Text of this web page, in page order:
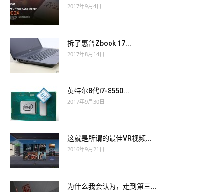
2017年9月4日
拆了惠普Zbook 17...
2017年8月14日
英特尔8代i7-8550...
2017年9月30日
这就是所谓的最佳VR视频...
2016年9月21日
为什么我会认为，走到第三...